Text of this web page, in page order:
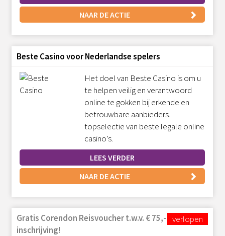
NAAR DE ACTIE
Beste Casino voor Nederlandse spelers
Het doel van Beste Casino is om u
te helpen veilig en verantwoord
online te gokken bij erkende en
betrouwbare aanbieders.
topselectie van beste legale online
casino’s.
LEES VERDER
NAAR DE ACTIE
Gratis Corendon Reisvoucher t.w.v. € 75,- bij
inschrijving!